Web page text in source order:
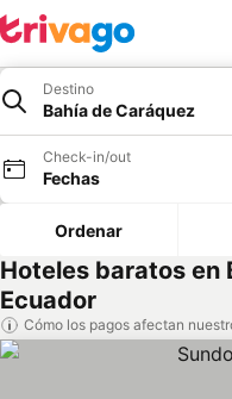
Destino
Bahía de Caráquez
Check-in/out
Fechas
Ordenar
Hoteles baratos en
Ecuador
Cómo los pagos afectan